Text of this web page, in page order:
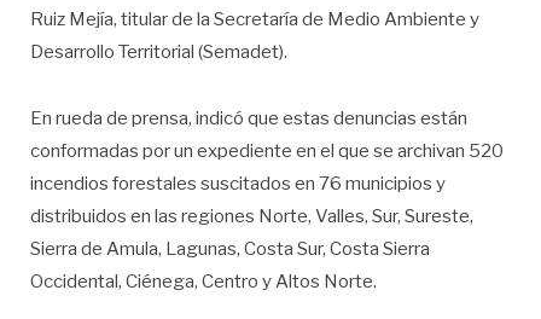
Ruiz Mejía, titular de la Secretaría de Medio Ambiente y
Desarrollo Territorial (Semadet).
En rueda de prensa, indicó que estas denuncias están
conformadas por un expediente en el que se archivan 520
incendios forestales suscitados en 76 municipios y
distribuidos en las regiones Norte, Valles, Sur, Sureste,
Sierra de Amula, Lagunas, Costa Sur, Costa Sierra
Occidental, Ciénega, Centro y Altos Norte.